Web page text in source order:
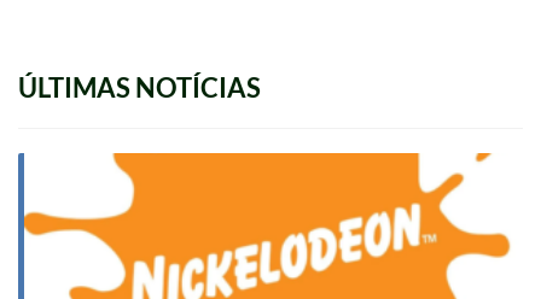
ÚLTIMAS NOTÍCIAS